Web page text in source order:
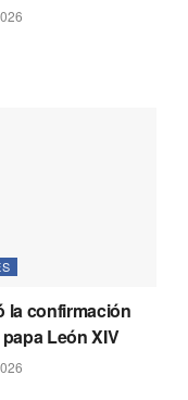
la confirmación
León XIV